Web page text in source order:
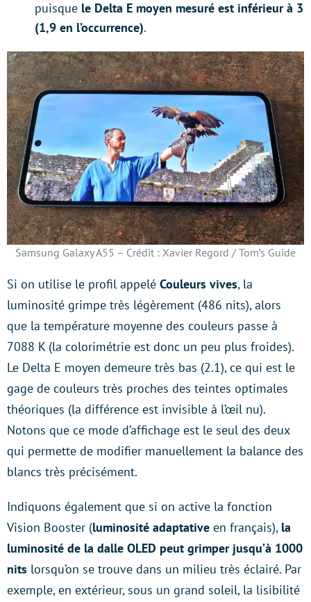
puisque le Delta E moyen mesuré est inférieur à 3
(1,9 en l’occurrence).
Samsung Galaxy A55 – Crédit : Xavier Regord / Tom’s Guide
Si on utilise le profil appelé Couleurs vives, la
luminosité grimpe très légèrement (486 nits), alors
que la température moyenne des couleurs passe à
7088 K (la colorimétrie est donc un peu plus froides).
Le Delta E moyen demeure très bas (2.1), ce qui est le
gage de couleurs très proches des teintes optimales
théoriques (la différence est invisible à l’œil nu).
Notons que ce mode d’affichage est le seul des deux
qui permette de modifier manuellement la balance des
blancs très précisément.
Indiquons également que si on active la fonction
Vision Booster (luminosité adaptative en français), la
luminosité de la dalle OLED peut grimper jusqu’à 1000
nits lorsqu’on se trouve dans un milieu très éclairé. Par
exemple, en extérieur, sous un grand soleil, la lisibilité